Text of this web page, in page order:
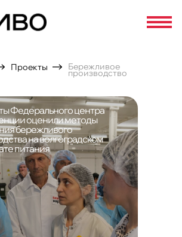
Проекты Бережливое
производство
Федерального центра
оценили методы
бережливого
на волгоградском
питания